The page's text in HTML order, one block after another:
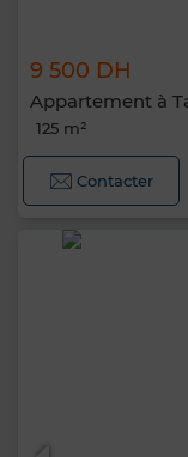
9 500 DH
Appartement à
125 m²
Contacter